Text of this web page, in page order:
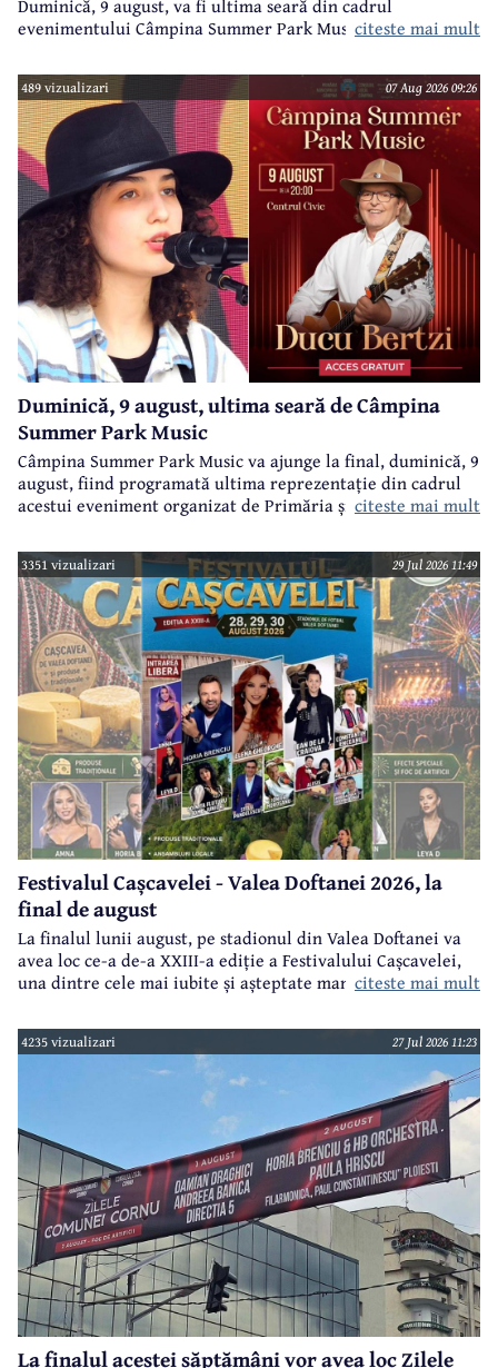
evenimentului Câmpina Summer Park Music 2026.citeste mai mult
489 vizualizari 07 Aug 2026 09:26
Duminică, 9 august, ultima seară de Câmpina
Summer Park Music
Câmpina Summer Park Music va ajunge la final, duminică, 9
august, fiind programată ultima reprezentație din cadrul
acestui eveniment organizat de Primăria și Consiliul Local
citeste mai mult
3351 vizualizari 29 Jul 2026 11:49
Festivalul Cașcavelei - Valea Doftanei 2026, la
final de august
La finalul lunii august, pe stadionul din Valea Doftanei va
avea loc ce-a de-a XXIII-a ediție a Festivalului Cașcavelei,
una dintre cele mai iubite și așteptate manifestări de acest
citeste mai mult
4235 vizualizari 27 Jul 2026 11:23
La finalul acestei săptămâni vor avea loc Zilele